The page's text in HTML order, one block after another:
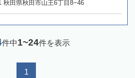
秋田県秋田市山王6丁目8−46
件中1~24件を表示
1